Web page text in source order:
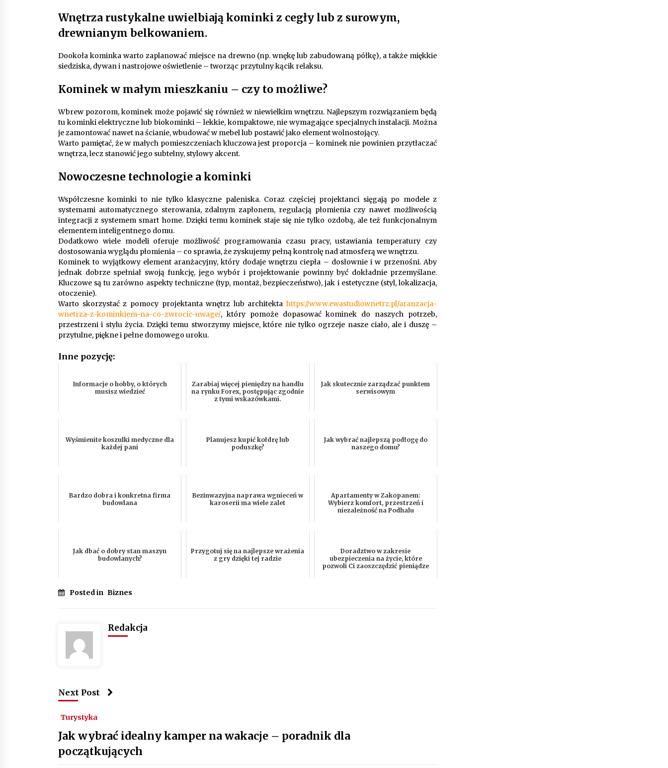
Wnętrza rustykalne uwielbiają kominki z cegły lub z surowym,
drewnianym belkowaniem.
Dookoła kominka warto zaplanować miejsce na drewno (np. wnękę lub zabudowaną półkę), a także miękkie
siedziska, dywan i nastrojowe oświetlenie – tworząc przytulny kącik relaksu.
Kominek w małym mieszkaniu – czy to możliwe?
Wbrew pozorom, kominek może pojawić się również w niewielkim wnętrzu. Najlepszym rozwiązaniem będą
tu kominki elektryczne lub biokominki – lekkie, kompaktowe, nie wymagające specjalnych instalacji. Można
je zamontować nawet na ścianie, wbudować w mebel lub postawić jako element wolnostojący.
Warto pamiętać, że w małych pomieszczeniach kluczowa jest proporcja – kominek nie powinien przytłaczać
wnętrza, lecz stanowić jego subtelny, stylowy akcent.
Nowoczesne technologie a kominki
Współczesne kominki to nie tylko klasyczne paleniska. Coraz częściej projektanci sięgają po modele z
systemami automatycznego sterowania, zdalnym zapłonem, regulacją płomienia czy nawet możliwością
integracji z systemem smart home. Dzięki temu kominek staje się nie tylko ozdobą, ale też funkcjonalnym
elementem inteligentnego domu.
Dodatkowo wiele modeli oferuje możliwość programowania czasu pracy, ustawiania temperatury czy
dostosowania wyglądu płomienia – co sprawia, że zyskujemy pełną kontrolę nad atmosferą we wnętrzu.
Kominek to wyjątkowy element aranżacyjny, który dodaje wnętrzu ciepła – dosłownie i w przenośni. Aby
jednak dobrze spełniał swoją funkcję, jego wybór i projektowanie powinny być dokładnie przemyślane.
Kluczowe są tu zarówno aspekty techniczne (typ, montaż, bezpieczeństwo), jak i estetyczne (styl, lokalizacja,
otoczenie).
Warto skorzystać z pomocy projektanta wnętrz lub architekta https://www.ewastudiownetrz.pl/aranzacja-
wnetrza-z-kominkiem-na-co-zwrocic-uwage/, który pomoże dopasować kominek do naszych potrzeb,
przestrzeni i stylu życia. Dzięki temu stworzymy miejsce, które nie tylko ogrzeje nasze ciało, ale i duszę –
przytulne, piękne i pełne domowego uroku.
Inne pozycję:
Informacje o hobby, o których
musisz wiedzieć
Zarabiaj więcej pieniędzy na handlu
na rynku Forex, postępując zgodnie
z tymi wskazówkami.
Jak skutecznie zarządzać punktem
serwisowym
Wyśmienite koszulki medyczne dla
każdej pani
Planujesz kupić kołdrę lub
poduszkę?
Jak wybrać najlepszą podłogę do
naszego domu?
Bardzo dobra i konkretna firma
budowlana
Bezinwazyjna naprawa wgnieceń w
karoserii ma wiele zalet
Apartamenty w Zakopanem:
Wybierz komfort, przestrzeń i
niezależność na Podhalu
Jak dbać o dobry stan maszyn
budowlanych?
Przygotuj się na najlepsze wrażenia
z gry dzięki tej radzie
Doradztwo w zakresie
ubezpieczenia na życie, które
pozwoli Ci zaoszczędzić pieniądze
Posted in Biznes
Redakcja
Next Post
Turystyka
Jak wybrać idealny kamper na wakacje – poradnik dla
początkujących